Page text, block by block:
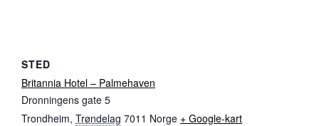
STED
Britannia Hotel – Palmehaven
Dronningens gate 5
Trondheim, Trøndelag 7011 Norge + Google-kart